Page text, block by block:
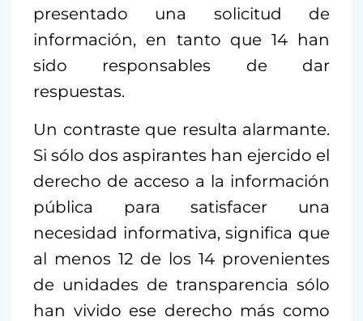
presentado una solicitud de
información, en tanto que 14 han
sido responsables de dar
respuestas.
Un contraste que resulta alarmante.
Si sólo dos aspirantes han ejercido el
derecho de acceso a la información
pública para satisfacer una
necesidad informativa, significa que
al menos 12 de los 14 provenientes
de unidades de transparencia sólo
han vivido ese derecho más como